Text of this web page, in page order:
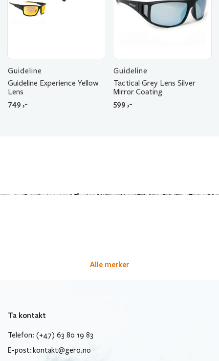
Guideline
Guideline Experience Yellow
Lens
749 ,-
Guideline
Tactical Grey Lens Silver
Mirror Coating
599 ,-
Alle merker
Ta kontakt
Telefon: (+47) 63 80 19 83
E-post: kontakt@gero.no